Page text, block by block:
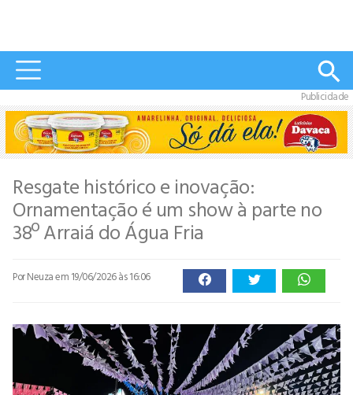
Publicidade
Resgate histórico e inovação:
Ornamentação é um show à parte no
38º Arraiá do Água Fria
Por Neuzaem 19/06/2026 às 16:06